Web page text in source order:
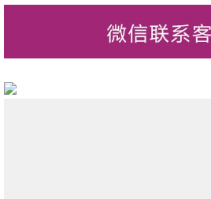
低帮鞋跟款式
无
低帮鞋闭合方式